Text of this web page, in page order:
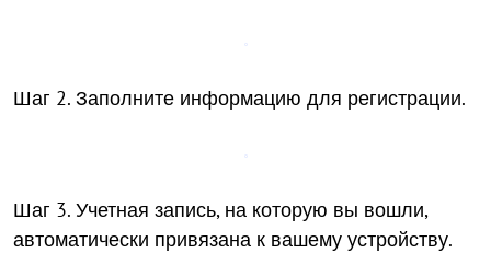
Шаг 2. Заполните информацию для регистрации.
Шаг 3. Учетная запись, на которую вы вошли,
автоматически привязана к вашему устройству.